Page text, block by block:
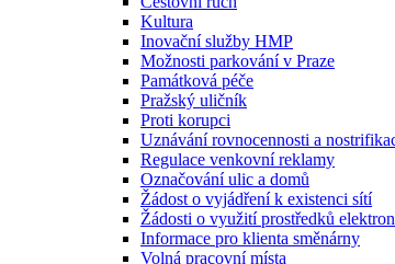
Kultura
Inovační služby HMP
Možnosti parkování v Praze
Památková péče
Pražský uličník
Proti korupci
Uznávání rovnocennosti a
Regulace venkovní reklamy
Označování ulic a domů
Žádost o vyjádření k existenci sítí
Žádosti o využití prostředků
Informace pro klienta směnárny
Volná pracovní místa